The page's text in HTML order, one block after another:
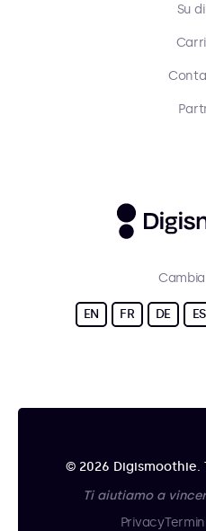
Su
EN FR DE ES
© 2026
Ti aiutiamo a
Privacy